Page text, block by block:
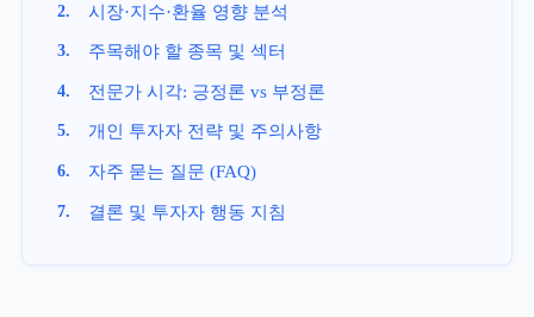
시장·지수·환율 영향 분석
주목해야 할 종목 및 섹터
전문가 시각: 긍정론 vs 부정론
개인 투자자 전략 및 주의사항
자주 묻는 질문 (FAQ)
결론 및 투자자 행동 지침